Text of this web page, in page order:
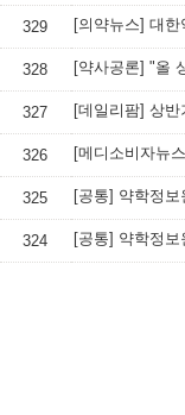
329 [의약뉴스] 대한
328 [약사공론] "올
327 [데일리팜] 상
326
325 [공통] 약학정
324 [공통] 약학정